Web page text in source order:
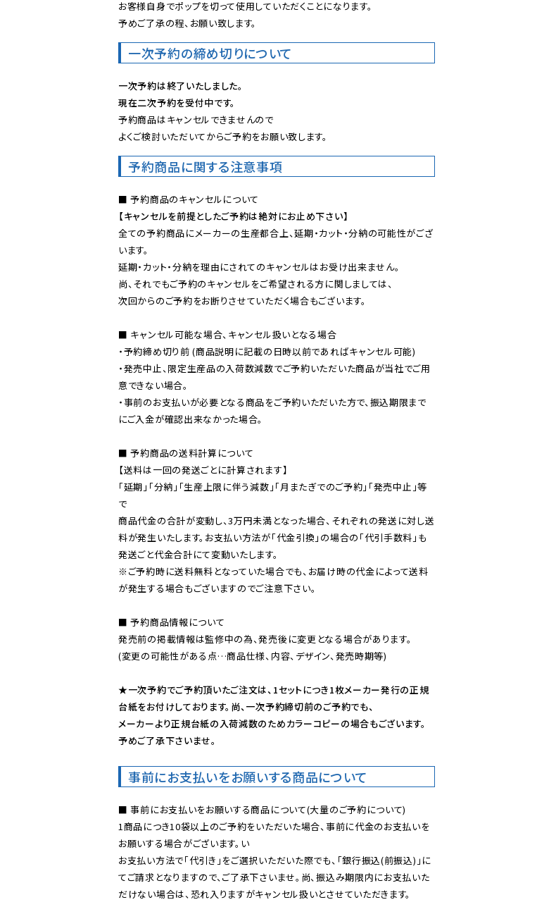
お客様自身でポップを切って使用していただくことになります。
予めご了承の程、お願い致します。
一次予約の締め切りについて
一次予約は終了いたしました。
現在二次予約を受付中です。
予約商品はキャンセルできませんので
よくご検討いただいてからご予約をお願い致します。
予約商品に関する注意事項
【キャンセルを前提としたご予約は絶対にお止め下さい】
全ての予約商品にメーカーの生産都合上、延期・カット・分納の可能性がござ
います。
延期・カット・分納を理由にされてのキャンセルはお受け出来ません。
尚、それでもご予約のキャンセルをご希望される方に関しましては、
次回からのご予約をお断りさせていただく場合もございます。
■ キャンセル可能な場合、キャンセル扱いとなる場合
・予約締め切り前 (商品説明に記載の日時以前であればキャンセル可能)
・発売中止、限定生産品の入荷数減数でご予約いただいた商品が当社でご用
意できない場合。
・事前のお支払いが必要となる商品をご予約いただいた方で、振込期限まで
にご入金が確認出来なかった場合。
■ 予約商品の送料計算について
【送料は一回の発送ごとに計算されます】
「延期」「分納」「生産上限に伴う減数」「月またぎでのご予約」「発売中止」等
で
商品代金の合計が変動し、3万円未満となった場合、それぞれの発送に対し送
料が発生いたします。お支払い方法が「代金引換」の場合の「代引手数料」も
※ご予約時に送料無料となっていた場合でも、お届け時の代金によって送料
が発生する場合もございますのでご注意下さい。
■ 予約商品情報について
発売前の掲載情報は監修中の為、発売後に変更となる場合があります。
(変更の可能性がある点…商品仕様、内容、デザイン、発売時期等)
★一次予約でご予約頂いたご注文は、1セットにつき1枚メーカー発行の正規
台紙をお付けしております。尚、一次予約締切前のご予約でも、
メーカーより正規台紙の入荷減数のためカラーコピーの場合もございます。
予めご了承下さいませ。
事前にお支払いをお願いする商品について
■ 事前にお支払いをお願いする商品について(大量のご予約について)
1商品につき10袋以上のご予約をいただいた場合、事前に代金のお支払いを
お願いする場合がございます。い
お支払い方法で「代引き」をご選択いただいた際でも、「銀行振込(前振込)」に
てご請求となりますので、ご了承下さいませ。尚、振込み期限内にお支払いた
だけない場合は、恐れ入りますがキャンセル扱いとさせていただきます。